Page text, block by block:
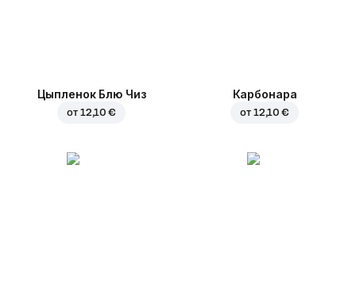
Цыпленок Блю Чиз
от 12,10 €
Карбонара
от 12,10 €